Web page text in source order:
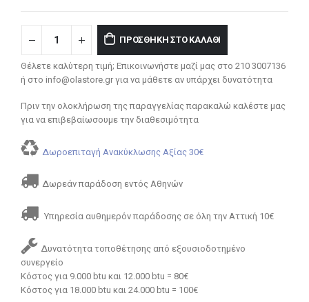
ΠΡΟΣΘΉΚΗ ΣΤΟ ΚΑΛΆΘΙ
Θέλετε καλύτερη τιμή; Επικοινωνήστε μαζί μας στο 210 3007136
ή στο info@olastore.gr για να μάθετε αν υπάρχει δυνατότητα
Πριν την ολοκλήρωση της παραγγελίας παρακαλώ καλέστε μας
για να επιβεβαίωσουμε την διαθεσιμότητα
Δωροεπιταγή Ανακύκλωσης Αξίας 30€
Δωρεάν παράδοση εντός Αθηνών
Υπηρεσία αυθημερόν παράδοσης σε όλη την Αττική 10€
Δυνατότητα τοποθέτησης από εξουσιοδοτημένο
συνεργείο
Κόστος για 9.000 btu και 12.000 btu = 80€
Κόστος για 18.000 btu και 24.000 btu = 100€